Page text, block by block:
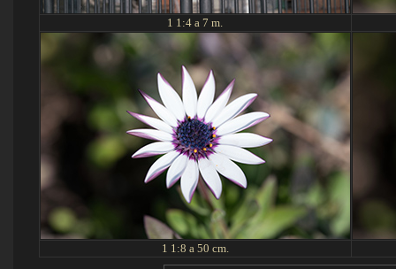
1 1:4 a 7 m.
1 1:8 a 50 cm.